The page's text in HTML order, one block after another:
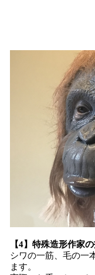
【4】特殊造形作家
シワの一筋、毛の一
ます。